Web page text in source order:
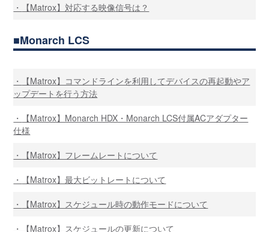
【Matrox】対応する映像信号は？
Monarch LCS
【Matrox】コマンドラインを利用してデバイスの再起動やア
ップデートを行う方法
【Matrox】Monarch HDX・Monarch LCS付属ACアダプター
仕様
【Matrox】フレームレートについて
【Matrox】最大ビットレートについて
【Matrox】スケジュール時の動作モードについて
【Matrox】スケジュールの更新について